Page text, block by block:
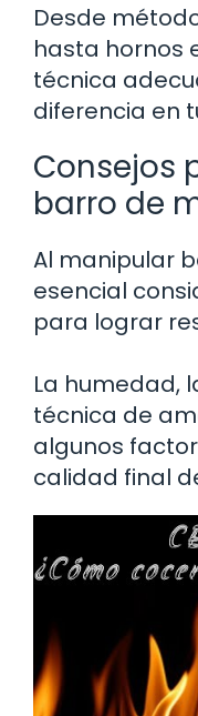
Desde
hasta hornos
técnica
diferencia en
Consejos
barro de
Al manipular
esencial
para lograr
La humedad,
técnica de
algunos
calidad final